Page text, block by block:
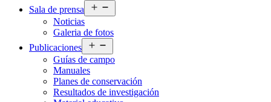
Sala de prensa
el
Noticias
Galeria de fotos
Publicaciones
el
menú
Guías de campo
Manuales
Planes de conservación
Resultados de investigación